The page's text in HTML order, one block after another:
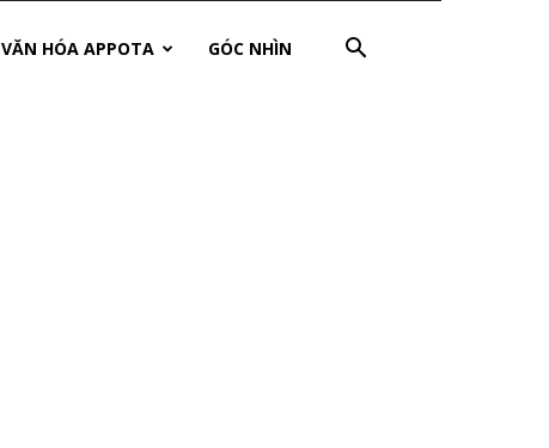
VĂN HÓA APPOTA GÓC NHÌN